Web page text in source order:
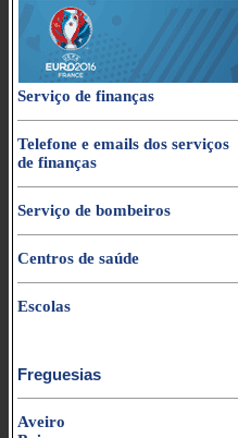
Serviço de finanças
Telefone e emails dos serviços
de finanças
Serviço de bombeiros
Centros de saúde
Escolas
Freguesias
Aveiro